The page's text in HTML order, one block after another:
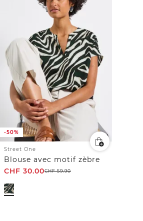
-50%
Street One
Blouse avec motif zèbre
CHF 30.00CHF59.90